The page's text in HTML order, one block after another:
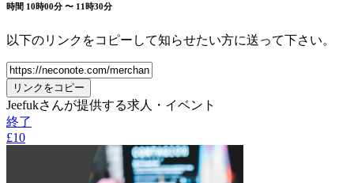
時間 10時00分 〜 11時30分
以下のリンクをコピーして知らせたい方に送って下さい。
リンクをコピー
Jeefukさんが提供する求人・イベント
終了
£10